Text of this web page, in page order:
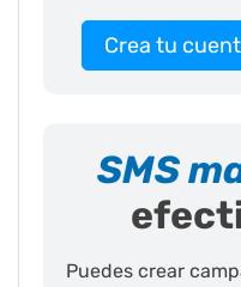
Crea tu
SMS
Puedes crear